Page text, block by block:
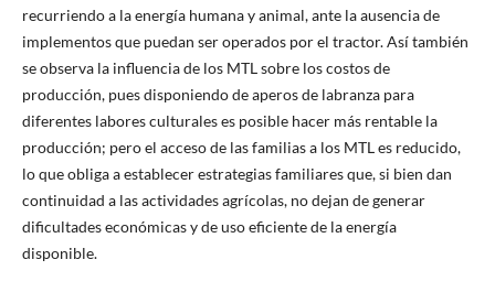
recurriendo a la energía humana y animal, ante la ausencia de
implementos que puedan ser operados por el tractor. Así también
se observa la influencia de los MTL sobre los costos de
producción, pues disponiendo de aperos de labranza para
diferentes labores culturales es posible hacer más rentable la
producción; pero el acceso de las familias a los MTL es reducido,
lo que obliga a establecer estrategias familiares que, si bien dan
continuidad a las actividades agrícolas, no dejan de generar
dificultades económicas y de uso eficiente de la energía
disponible.